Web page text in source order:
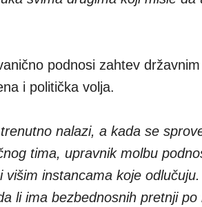
podnosi zahtev državnim
i politička volja.
nalazi, a kada se
tima, upravnik molbu
instancama koje
li ima bezbednosnih pretnji po